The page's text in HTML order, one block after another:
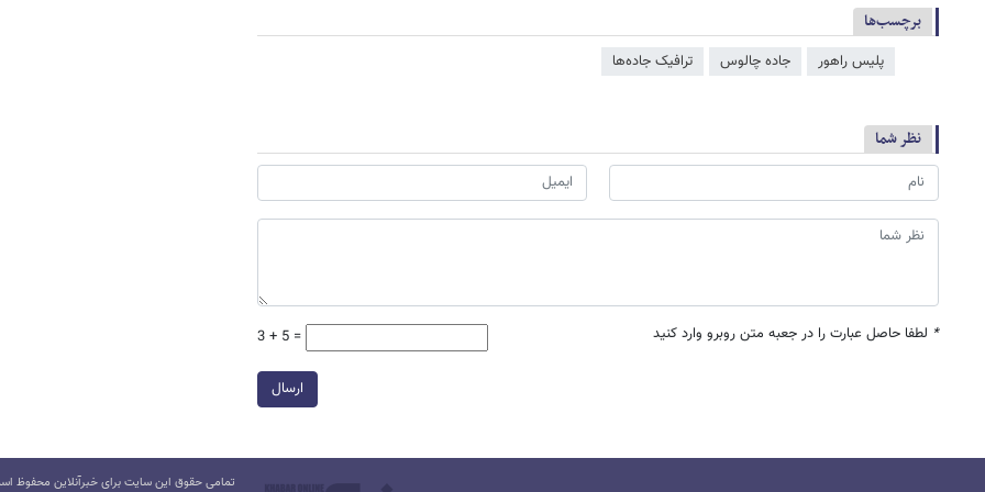
برچسب‌ها
پلیس راهور جاده چالوس ترافیک جاده‌ها
نظر شما
* لطفا حاصل عبارت را در جعبه متن روبرو وارد کنید 3 + 5 =
ارسال
تمامی حقوق این سایت برای خبرآنلاین محفوظ